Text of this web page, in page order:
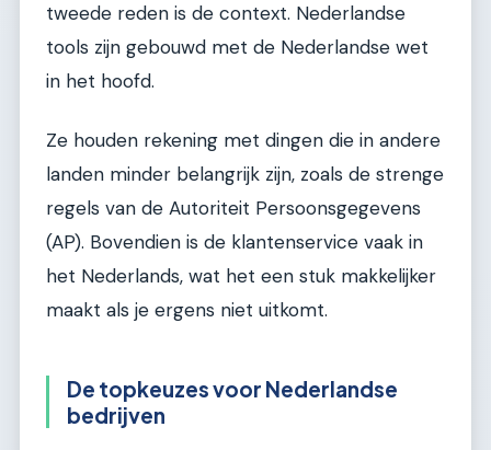
tweede reden is de context. Nederlandse
tools zijn gebouwd met de Nederlandse wet
in het hoofd.
Ze houden rekening met dingen die in andere
landen minder belangrijk zijn, zoals de strenge
regels van de Autoriteit Persoonsgegevens
(AP). Bovendien is de klantenservice vaak in
het Nederlands, wat het een stuk makkelijker
maakt als je ergens niet uitkomt.
De topkeuzes voor Nederlandse
bedrijven